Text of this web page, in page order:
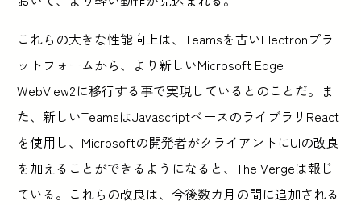
これらの大きな性能向上は、Teamsを古いElectronプラ
ットフォームから、より新しいMicrosoft Edge
WebView2に移行する事で実現しているとのことだ。ま
た、新しいTeamsはJavascriptベースのライブラリReact
を使用し、Microsoftの開発者がクライアントにUIの改良
を加えることができるようになると、The Vergeは報じ
ている。これらの改良は、今後数カ月の間に追加される